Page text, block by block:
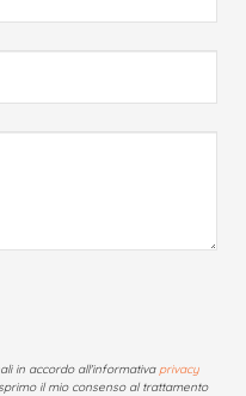
in accordo all'informativa privacy
il mio consenso al trattamento